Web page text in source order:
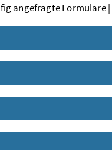
angefragte Formulare|